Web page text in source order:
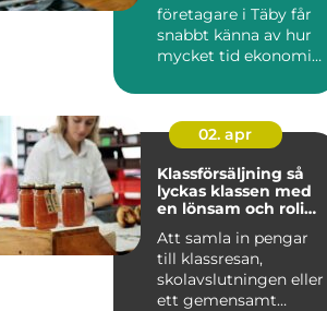
företagare i Täby får
snabbt känna av hur
mycket tid ekonomin
löpande red...
02. apr
Klassförsäljning så
lyckas klassen med
en lönsam och rolig
Att samla in pengar
till klassresan,
skolavslutningen eller
ett gemensamt